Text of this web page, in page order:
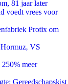
81 jaar later
voedt vrees voor
Protix om
Hormuz, VS
meer
Gereedschapskist